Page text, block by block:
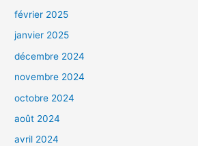
février 2025
janvier 2025
décembre 2024
novembre 2024
octobre 2024
août 2024
avril 2024